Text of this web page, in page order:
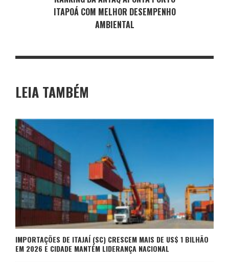
ITAPOÁ COM MELHOR DESEMPENHO
AMBIENTAL
LEIA TAMBÉM
IMPORTAÇÕES DE ITAJAÍ (SC) CRESCEM MAIS DE US$ 1 BILHÃO
EM 2026 E CIDADE MANTÉM LIDERANÇA NACIONAL